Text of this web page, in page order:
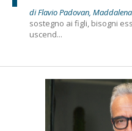
di Flavio Padovan,
sostegno ai figli, bisogni
uscend...